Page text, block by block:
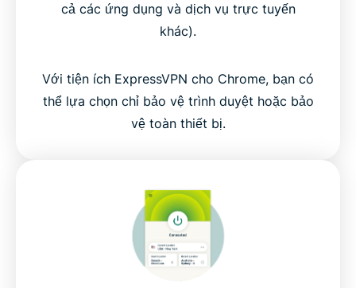
cả các ứng dụng và dịch vụ trực tuyến
khác).
Với tiện ích ExpressVPN cho Chrome, bạn có
thể lựa chọn chỉ bảo vệ trình duyệt hoặc bảo
vệ toàn thiết bị.